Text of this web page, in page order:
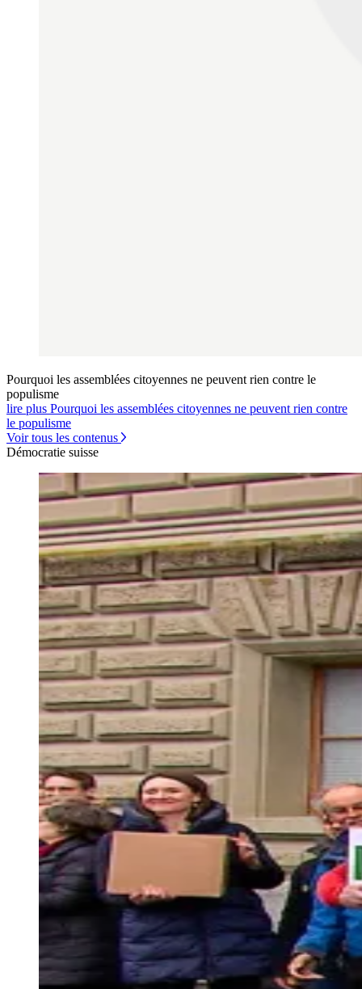
Pourquoi les assemblées citoyennes ne peuvent rien contre le
populisme
lire plus Pourquoi les assemblées citoyennes ne peuvent rien contre
le populisme
Voir tous les contenus
Démocratie suisse